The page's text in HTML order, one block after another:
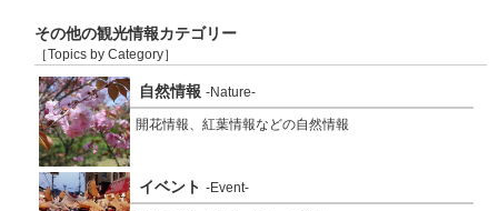
その他の観光情報カテゴリー
［Topics by Category］
自然情報 -Nature-
開花情報、紅葉情報などの自然情報
イベント -Event-